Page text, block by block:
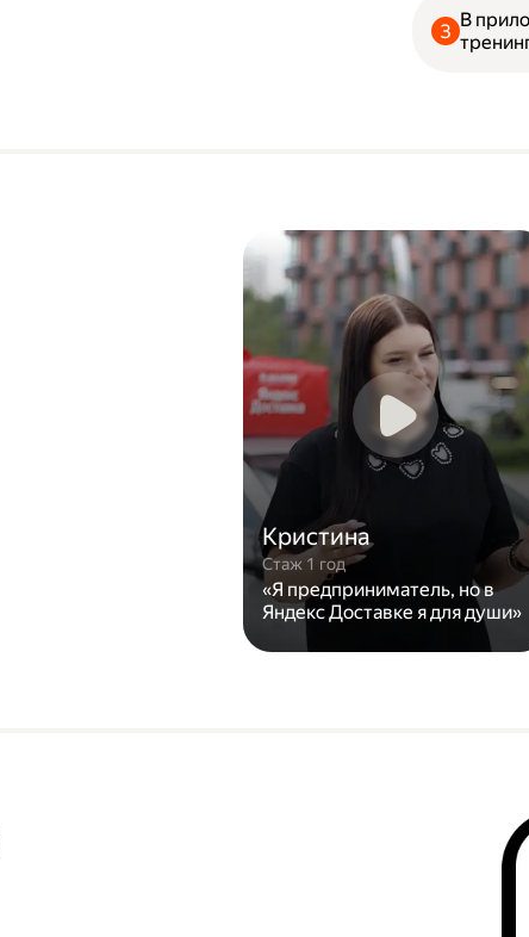
В
Кристина
Стаж 1 год
«Я предприниматель, но в
Яндекс Доставке я для души»